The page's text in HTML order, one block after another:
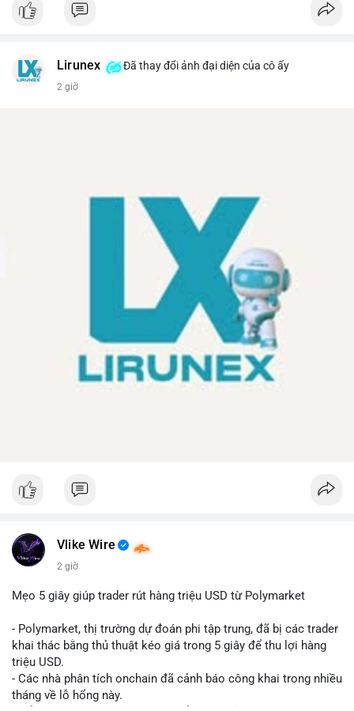
Lirunex Đã thay đổi ảnh đại diện của cô ấy
2 giờ
Vlike Wire
2 giờ
Mẹo 5 giây giúp trader rút hàng triệu USD từ Polymarket
- Polymarket, thị trường dự đoán phi tập trung, đã bị các trader
khai thác bằng thủ thuật kéo giá trong 5 giây để thu lợi hàng
triệu USD.
- Các nhà phân tích onchain đã cảnh báo công khai trong nhiều
tháng về lỗ hổng này.